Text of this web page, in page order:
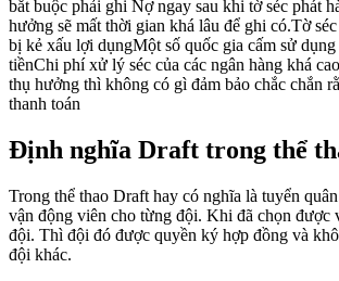
bắt buộc phải ghi Nợ ngay sau khi tờ séc phát
hưởng sẽ mất thời gian khá lâu để ghi có.Tờ
bị kẻ xấu lợi dụngMột số quốc gia cấm sử dụng
tiềnChi phí xử lý séc của các ngân hàng khá
thụ hưởng thì không có gì đảm bảo chắc chắn
thanh toán
Định nghĩa Draft trong thể
Trong thể thao Draft hay có nghĩa là tuyển
vận động viên cho từng đội. Khi đã chọn được
đội. Thì đội đó được quyền ký hợp đồng và
đội khác.